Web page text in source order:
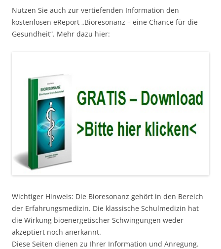
Nutzen Sie auch zur vertiefenden Information den
kostenlosen eReport „Bioresonanz – eine Chance für die
Gesundheit“. Mehr dazu hier:
Wichtiger Hinweis: Die Bioresonanz gehört in den Bereich
der Erfahrungsmedizin. Die klassische Schulmedizin hat
die Wirkung bioenergetischer Schwingungen weder
akzeptiert noch anerkannt.
Diese Seiten dienen zu Ihrer Information und Anregung.